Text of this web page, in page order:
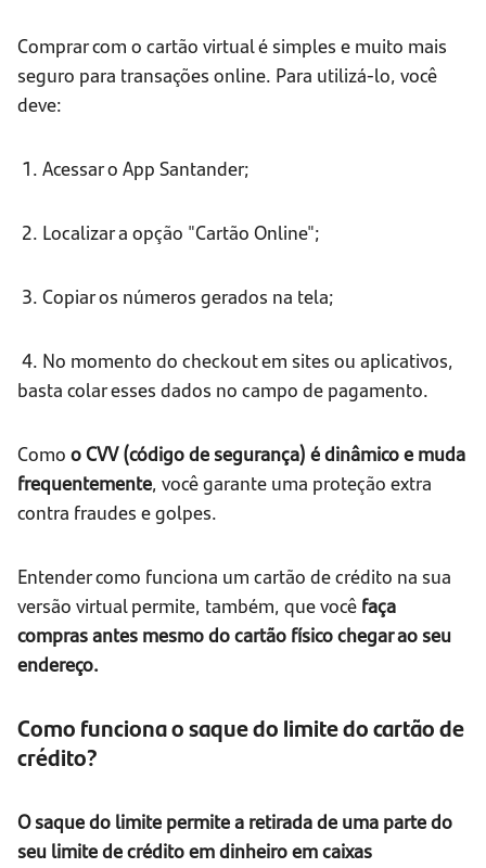
Comprar com o cartão virtual é simples e muito mais
seguro para transações online. Para utilizá-lo, você
deve:
1. Acessar o App Santander;
2. Localizar a opção "Cartão Online";
3. Copiar os números gerados na tela;
4. No momento do checkout em sites ou aplicativos,
basta colar esses dados no campo de pagamento.
Como o CVV (código de segurança) é dinâmico e muda
frequentemente, você garante uma proteção extra
contra fraudes e golpes.
Entender como funciona um cartão de crédito na sua
versão virtual permite, também, que você faça
compras antes mesmo do cartão físico chegar ao seu
endereço.
Como funciona o saque do limite do cartão de
crédito?
O saque do limite permite a retirada de uma parte do
seu limite de crédito em dinheiro em caixas